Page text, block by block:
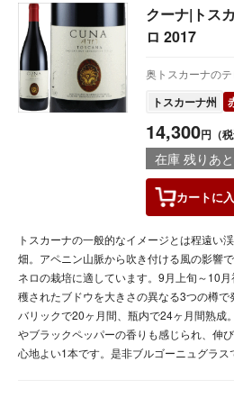
クーナ|トス
ロ 2017
奥トスカーナの
トスカーナ州
14,300円（税
在庫 残りあと
カートに
トスカーナの一般的なイメージとは程遠い
畑。アペニン山脈から吹き付ける風の影響
ネロの栽培に適しています。9月上旬～10
穫されたブドウを大きさの異なる3つの樽
バリックで20ヶ月間、瓶内で24ヶ月間熟成
やブラックペッパーの香りも感じられ、伸
心地よい1本です。是非ブルゴーニュグラス